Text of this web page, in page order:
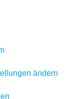
ändern